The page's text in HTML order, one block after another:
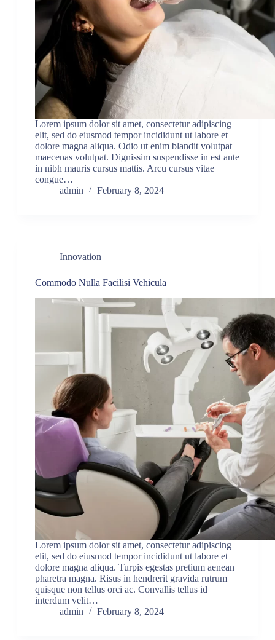
Lorem ipsum dolor sit amet, consectetur adipiscing
elit, sed do eiusmod tempor incididunt ut labore et
dolore magna aliqua. Odio ut enim blandit volutpat
maecenas volutpat. Dignissim suspendisse in est ante
in nibh mauris cursus mattis. Arcu cursus vitae
congue…
admin
February 8, 2024
Innovation
Commodo Nulla Facilisi Vehicula
Lorem ipsum dolor sit amet, consectetur adipiscing
elit, sed do eiusmod tempor incididunt ut labore et
dolore magna aliqua. Turpis egestas pretium aenean
pharetra magna. Risus in hendrerit gravida rutrum
quisque non tellus orci ac. Convallis tellus id
interdum velit…
admin
February 8, 2024